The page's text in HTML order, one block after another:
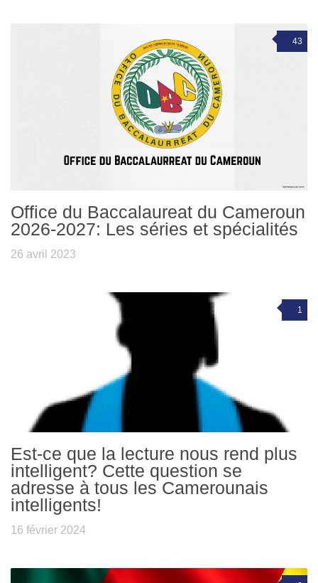
43
Office du Baccalaureat du Cameroun
2026-2027: Les séries et spécialités
26 avril 2023
1
Est-ce que la lecture nous rend plus
intelligent? Cette question se
adresse à tous les Camerounais
intelligents!
16 février 2024